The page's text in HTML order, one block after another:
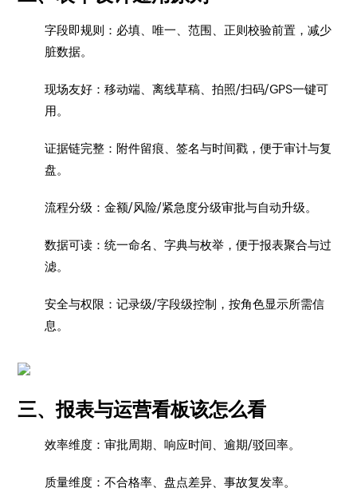
字段即规则：必填、唯一、范围、正则校验前置，减少
脏数据。
现场友好：移动端、离线草稿、拍照/扫码/GPS一键可
用。
证据链完整：附件留痕、签名与时间戳，便于审计与复
盘。
流程分级：金额/风险/紧急度分级审批与自动升级。
数据可读：统一命名、字典与枚举，便于报表聚合与过
滤。
安全与权限：记录级/字段级控制，按角色显示所需信
息。
三、报表与运营看板该怎么看
效率维度：审批周期、响应时间、逾期/驳回率。
质量维度：不合格率、盘点差异、事故复发率。